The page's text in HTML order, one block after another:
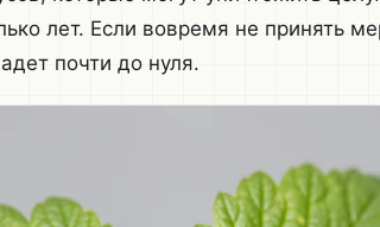
лет. Если вовремя не принять
почти до нуля.